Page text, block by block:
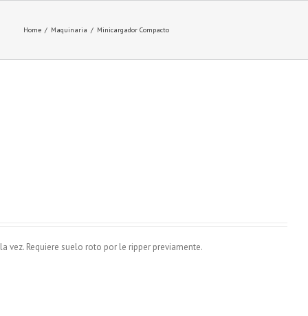
Home / Maquinaria / Minicargador Compacto
vez. Requiere suelo roto por le ripper previamente.